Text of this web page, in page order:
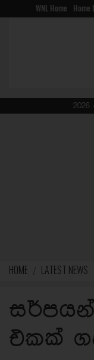
WNL Home Home
HOME LATEST NEWS
එකක්